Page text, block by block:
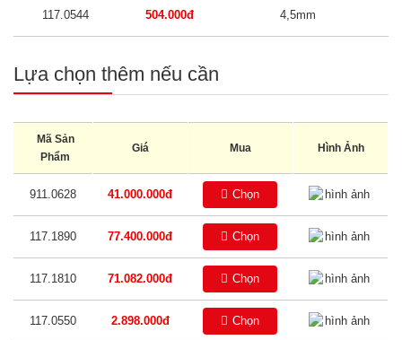
117.0544 504.000đ 4,5mm
Lựa chọn thêm nếu cần
Mã Sản
Phẩm
Giá Mua Hình Ảnh
911.0628 41.000.000đ Chọn
117.1890 77.400.000đ Chọn
117.1810 71.082.000đ Chọn
117.0550 2.898.000đ Chọn